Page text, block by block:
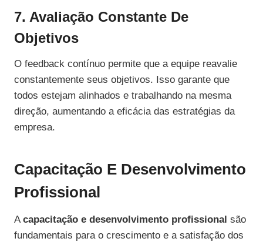
7. Avaliação Constante De
Objetivos
O feedback contínuo permite que a equipe reavalie
constantemente seus objetivos. Isso garante que
todos estejam alinhados e trabalhando na mesma
direção, aumentando a eficácia das estratégias da
empresa.
Capacitação E Desenvolvimento
Profissional
Acapacitação e desenvolvimento profissional são
fundamentais para o crescimento e a satisfação dos